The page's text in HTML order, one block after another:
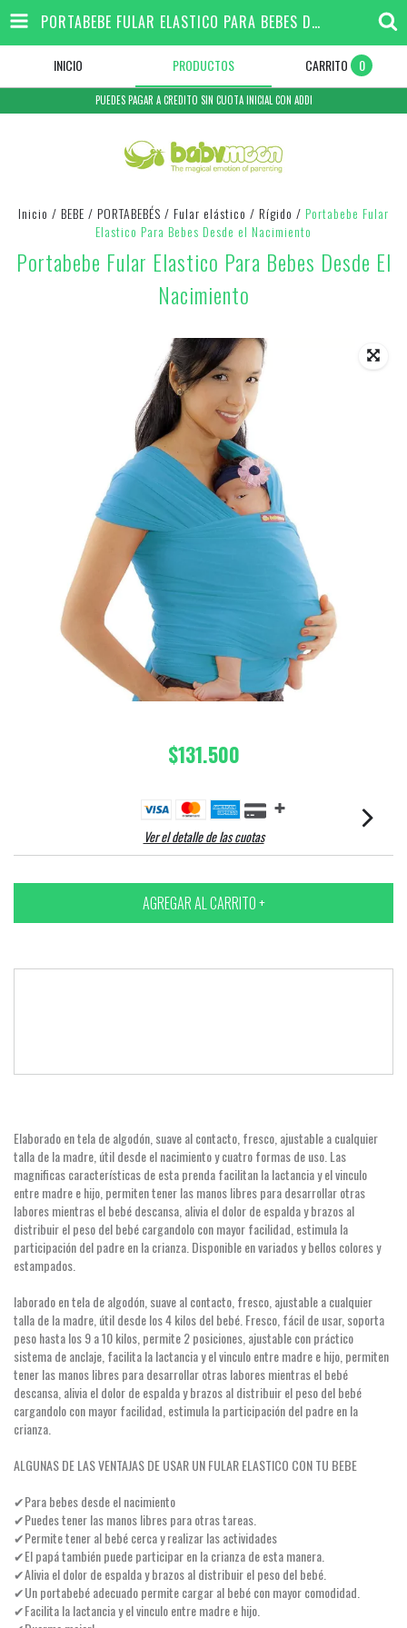
PORTABEBE FULAR ELASTICO PARA BEBES DESDE EL NACIMIENTO
INICIO PRODUCTOS CARRITO 0
PUEDES PAGAR A CREDITO SIN CUOTA INICIAL CON ADDI
Inicio / BEBE / PORTABEBÉS / Fular elástico / Rígido / Portabebe Fular
Elastico Para Bebes Desde el Nacimiento
Portabebe Fular Elastico Para Bebes Desde El
Nacimiento
$131.500
Ver el detalle de las cuotas
Elaborado en tela de algodón, suave al contacto, fresco, ajustable a cualquier
talla de la madre, útil desde el nacimiento y cuatro formas de uso. Las
magnificas características de esta prenda facilitan la lactancia y el vinculo
entre madre e hijo, permiten tener las manos libres para desarrollar otras
labores mientras el bebé descansa, alivia el dolor de espalda y brazos al
distribuir el peso del bebé cargandolo con mayor facilidad, estimula la
participación del padre en la crianza. Disponible en variados y bellos colores y
estampados.
laborado en tela de algodón, suave al contacto, fresco, ajustable a cualquier
talla de la madre, útil desde los 4 kilos del bebé. Fresco, fácil de usar, soporta
peso hasta los 9 a 10 kilos, permite 2 posiciones, ajustable con práctico
sistema de anclaje, facilita la lactancia y el vinculo entre madre e hijo, permiten
tener las manos libres para desarrollar otras labores mientras el bebé
descansa, alivia el dolor de espalda y brazos al distribuir el peso del bebé
cargandolo con mayor facilidad, estimula la participación del padre en la
crianza.
ALGUNAS DE LAS VENTAJAS DE USAR UN FULAR ELASTICO CON TU BEBE
✔Para bebes desde el nacimiento
✔Puedes tener las manos libres para otras tareas.
✔Permite tener al bebé cerca y realizar las actividades
✔El papá también puede participar en la crianza de esta manera.
✔Alivia el dolor de espalda y brazos al distribuir el peso del bebé.
✔Un portabebé adecuado permite cargar al bebé con mayor comodidad.
✔Facilita la lactancia y el vinculo entre madre e hijo.